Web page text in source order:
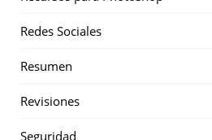
Redes Sociales
Resumen
Revisiones
Seguridad